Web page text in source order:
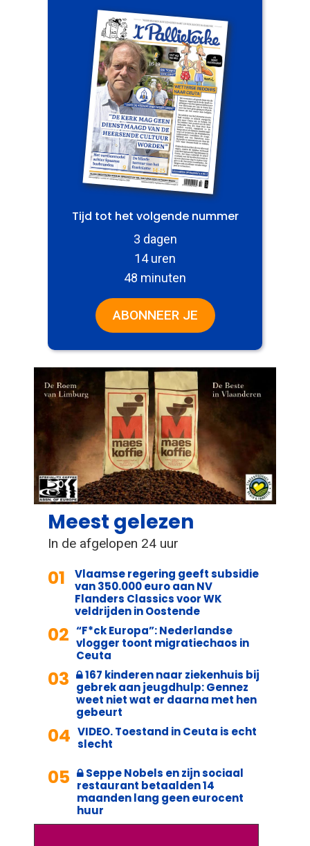
Tijd tot het volgende nummer
3 dagen
14 uren
48 minuten
ABONNEER JE
Meest gelezen
In de afgelopen 24 uur
01
Vlaamse regering geeft subsidie
van 350.000 euro aan NV
Flanders Classics voor WK
veldrijden in Oostende
02 “F*ck Europa”: Nederlandse
vlogger toont migratiechaos in
Ceuta
03
167 kinderen naar ziekenhuis bij
gebrek aan jeugdhulp: Gennez
weet niet wat er daarna met hen
gebeurt
04 VIDEO. Toestand in Ceuta is echt
slecht
05
Seppe Nobels en zijn sociaal
restaurant betaalden 14
maanden lang geen eurocent
huur